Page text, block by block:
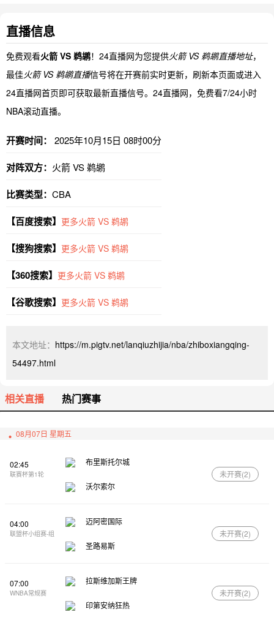
直播信息
免费观看火箭 VS 鹈鹕！24直播网为您提供火箭 VS 鹈鹕直播地址，
最佳火箭 VS 鹈鹕直播信号将在开赛前实时更新，刷新本页面或进入
24直播网首页即可获取最新直播信号。24直播网，免费看7/24小时
NBA滚动直播。
开赛时间： 2025年10月15日 08时00分
对阵双方： 火箭 VS 鹈鹕
比赛类型： CBA
【百度搜索】 更多火箭 VS 鹈鹕
【搜狗搜索】 更多火箭 VS 鹈鹕
【360搜索】 更多火箭 VS 鹈鹕
【谷歌搜索】 更多火箭 VS 鹈鹕
本文地址： https://m.pigtv.net/lanqiuzhijia/nba/zhiboxiangqing-
54497.html
相关直播 热门赛事
08月07日 星期五
02:45
联赛杯第1轮
布里斯托尔城
沃尔索尔
未开赛(2)
04:00
联盟杯小组赛-组
迈阿密国际
圣路易斯
未开赛(2)
07:00
WNBA常规赛
拉斯维加斯王牌
印第安纳狂热
未开赛(2)